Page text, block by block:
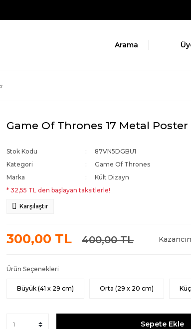
Arama
Game Of Thrones 17 Metal Poster
Stok Kodu
87VN5DGBU1
Kategori
Game Of Thrones
Marka
Kült Dizayn
* 32,55 TL den başlayan taksitlerle!
Karşılaştır
300,00 TL 400,00 TL
Ürün Seçenekleri
Büyük (41 x 29 cm) Orta (29 x 20 cm)
Sepete Ekle